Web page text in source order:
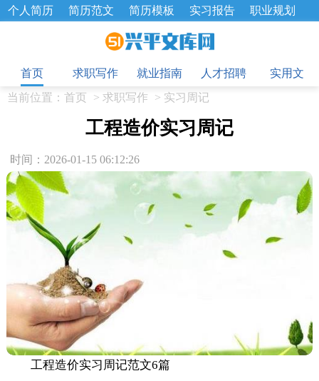
个人简历 简历范文 简历模板 实习报告
职业规划
招聘选拔 绩效考核 企业文化
工作总结
辞职报告
首页
求职写作 就业指南 人才招聘
实用文
当前位置： 首页 > 求职写作 > 实习周记
工程造价实习周记
时间：2026-01-15 06:12:26
工程造价实习周记范文6篇